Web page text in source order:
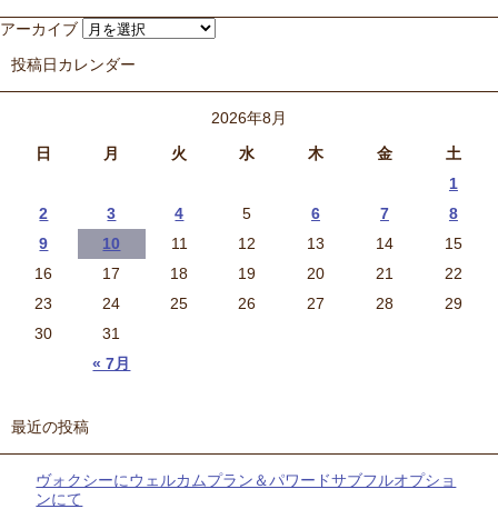
アーカイブ
投稿日カレンダー
2026年8月
日
月 火 水 木 金 土
« 7月
1
2
3 4 5 6 7
8
9
10 11 12 13 14
15
16
17 18 19 20 21
22
23
24 25 26 27 28
29
30
31
最近の投稿
ヴォクシーにウェルカムプラン＆パワードサブフルオプショ
ンにて